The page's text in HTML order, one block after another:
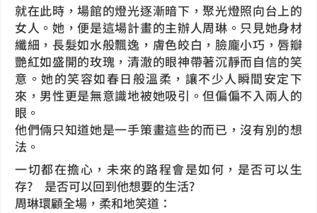
就在此時，場館的燈光逐漸暗下，聚光燈照向台上的
女人。她，便是這場計畫的主辦人周琳。只見她身材
纖細，長髮如水般飄逸，膚色皎白，臉龐小巧，唇瓣
艷紅如盛開的玫瑰，清澈的眼神帶著沉靜而自信的笑
意。她的笑容如春日般溫柔，讓不少人瞬間安定下
來，男性更是無意識地被她吸引。但偏偏不入兩人的
眼。
他們倆只知道她是一手策畫這些的而已，沒有別的想
法。
一切都在擔心，未來的路程會是如何，是否可以生
存? 是否可以回到他想要的生活?
周琳環顧全場，柔和地笑道：